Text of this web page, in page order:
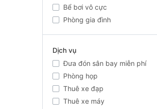
Bể bơi vô cực
Phòng gia đình
Dịch vụ
Đưa đón sân bay miễn phí
Phòng họp
Thuê xe đạp
Thuê xe máy